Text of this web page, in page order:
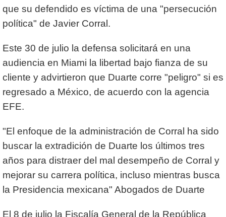
que su defendido es víctima de una "persecución
política" de Javier Corral.
Este 30 de julio la defensa solicitará en una
audiencia en Miami la libertad bajo fianza de su
cliente y advirtieron que Duarte corre "peligro" si es
regresado a México, de acuerdo con la agencia
EFE.
"El enfoque de la administración de Corral ha sido
buscar la extradición de Duarte los últimos tres
años para distraer del mal desempeño de Corral y
mejorar su carrera política, incluso mientras busca
la Presidencia mexicana" Abogados de Duarte
El 8 de julio la Fiscalía General de la República